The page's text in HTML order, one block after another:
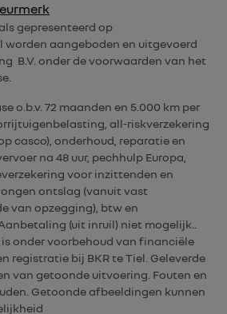
gepresenteerd op
worden aangeboden en uitgevoerd
B.V. onder de voorwaarden van het
o.b.v. 72 maanden en 5.000 km per
all-riskverzekering
casco), onderhoud, reparatie en
na 48 uur, pechhulp Europa,
voor inzittenden en
ontslag (vanuit vast
van opzegging), btw en
(uit inruil) niet mogelijk..
is onder voorbehoud van financiële
registratie bij BKR te Tiel. Geleverde
van getoonde uitvoering. Fouten en
Getoonde afbeeldingen kunnen